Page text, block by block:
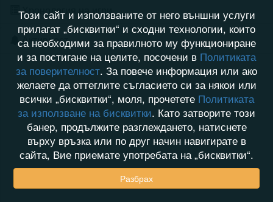
Хронология на игри
Активност
Този сайт и използваните от него външни услуги
прилагат „бисквитки“ и сходни технологии, които
са необходими за правилното му функциониране
и за постигане на целите, посочени в Политиката
за поверителност. За повече информация или ако
желаете да оттеглите съгласието си за някои или
всички „бисквитки“, моля, прочетете Политиката
за използване на бисквитки. Като затворите този
банер, продължите разглеждането, натиснете
върху връзка или по друг начин навигирате в
сайта, Вие приемате употребата на „бисквитки“.
Разбрах